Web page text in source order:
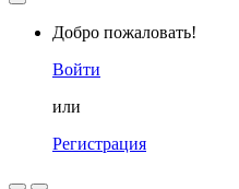
Добро пожаловать!
Войти
или
Регистрация